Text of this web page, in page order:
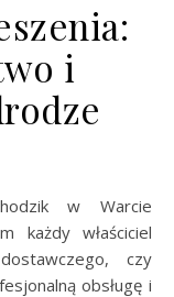
i
każdy właściciel
czy
obsługę i